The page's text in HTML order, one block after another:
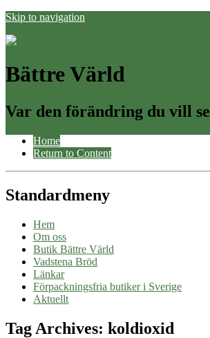
Skip to navigation
Bättre Värld
Var den förändring du vill se
Home
Return to Content
Standardmeny
Hem
Om oss
Butik Bättre Värld
Vadstena Bröd
Länkar
Förpackningsfria butiker i Sverige
Aktuellt
Tag Archives: koldioxid